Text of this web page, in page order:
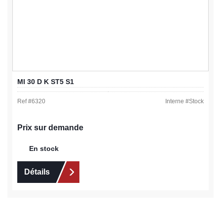
MI 30 D K ST5 S1
Ref #6320 Interne #Stock
Prix sur demande
En stock
Détails